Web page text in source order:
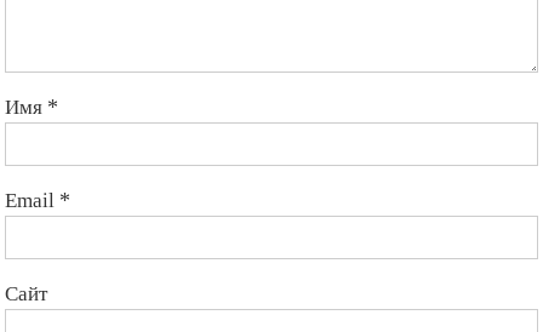
Имя *
Email *
Сайт